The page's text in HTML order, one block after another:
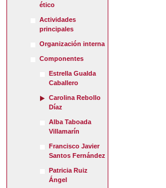
ético
Actividades
principales
Organización interna
Componentes
Estrella Gualda
Caballero
Carolina Rebollo
Díaz
Alba Taboada
Villamarín
Francisco Javier
Santos Fernández
Patricia Ruiz
Ángel